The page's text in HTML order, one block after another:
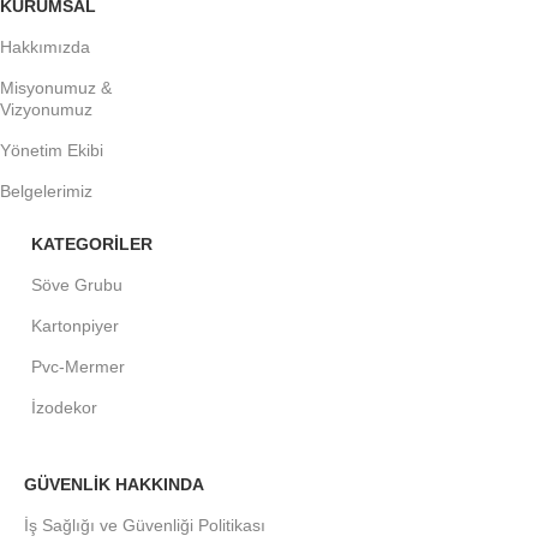
KURUMSAL
Hakkımızda
Misyonumuz &
Vizyonumuz
Yönetim Ekibi
Belgelerimiz
KATEGORİLER
Söve Grubu
Kartonpiyer
Pvc-Mermer
İzodekor
GÜVENLİK HAKKINDA
İş Sağlığı ve Güvenliği Politikası